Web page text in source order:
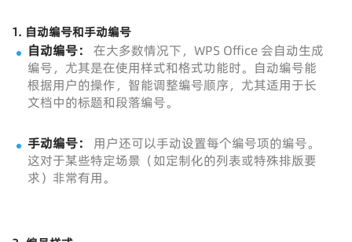
1. 自动编号和手动编号
自动编号：
在大多数情况下，WPS Office 会自动生成
编号，尤其是在使用样式和格式功能时。自动编号能
根据用户的操作，智能调整编号顺序，尤其适用于长
文档中的标题和段落编号。
手动编号：
用户还可以手动设置每个编号项的编号。
这对于某些特定场景（如定制化的列表或特殊排版要
求）非常有用。